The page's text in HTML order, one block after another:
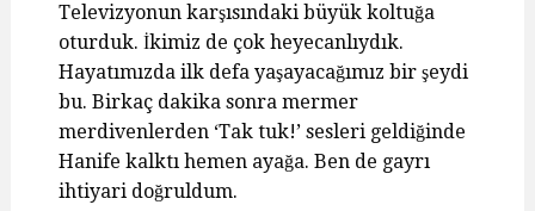
Televizyonun karşısındaki büyük koltuğa
oturduk. İkimiz de çok heyecanlıydık.
Hayatımızda ilk defa yaşayacağımız bir şeydi
bu. Birkaç dakika sonra mermer
merdivenlerden ‘Tak tuk!’ sesleri geldiğinde
Hanife kalktı hemen ayağa. Ben de gayrı
ihtiyari doğruldum.